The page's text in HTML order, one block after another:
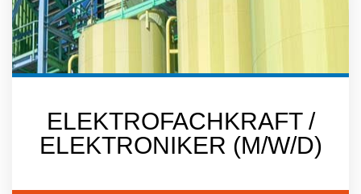
ELEKTROFACHKRAFT /
ELEKTRONIKER (M/W/D)